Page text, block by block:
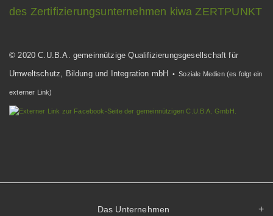
des Zertifizierungsunternehmen kiwa ZERTPUNKT
© 2020 C.U.B.A. gemeinnützige Qualifizierungsgesellschaft für
Umweltschutz, Bildung und Integration mbH
• Soziale Medien (es folgt ein
externer Link)
Das Unternehmen